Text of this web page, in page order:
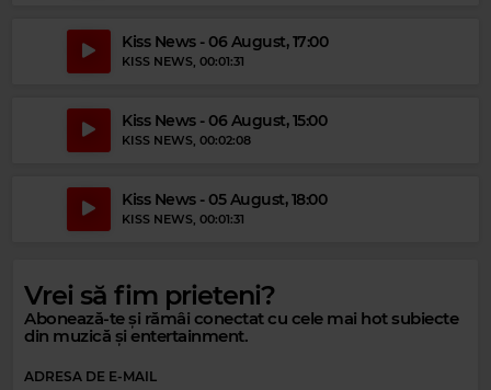
Magic Party Mix
Kiss News - 06 August, 17:00
KISS NEWS, 00:01:31
Kiss News - 06 August, 15:00
KISS NEWS, 00:02:08
Kiss News - 05 August, 18:00
KISS NEWS, 00:01:31
Vrei să fim prieteni?
Abonează-te și rămâi conectat cu cele mai hot subiecte
din muzică și entertainment.
ADRESA DE E-MAIL